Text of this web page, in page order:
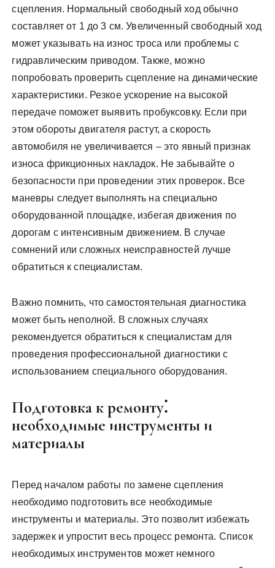
сцепления. Нормальный свободный ход обычно
составляет от 1 до 3 см. Увеличенный свободный ход
может указывать на износ троса или проблемы с
гидравлическим приводом. Также, можно
попробовать проверить сцепление на динамические
характеристики. Резкое ускорение на высокой
передаче поможет выявить пробуксовку. Если при
этом обороты двигателя растут, а скорость
автомобиля не увеличивается – это явный признак
износа фрикционных накладок. Не забывайте о
безопасности при проведении этих проверок. Все
маневры следует выполнять на специально
оборудованной площадке, избегая движения по
дорогам с интенсивным движением. В случае
сомнений или сложных неисправностей лучше
обратиться к специалистам.
Важно помнить, что самостоятельная диагностика
может быть неполной. В сложных случаях
рекомендуется обратиться к специалистам для
проведения профессиональной диагностики с
использованием специального оборудования.
Подготовка к ремонту⁚
необходимые инструменты и
материалы
Перед началом работы по замене сцепления
необходимо подготовить все необходимые
инструменты и материалы. Это позволит избежать
задержек и упростит весь процесс ремонта. Список
необходимых инструментов может немного